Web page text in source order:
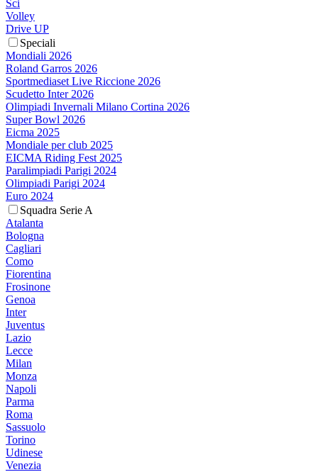
Sci
Volley
Drive UP
Speciali
Mondiali 2026
Roland Garros 2026
Sportmediaset Live Riccione 2026
Scudetto Inter 2026
Olimpiadi Invernali Milano Cortina 2026
Super Bowl 2026
Eicma 2025
Mondiale per club 2025
EICMA Riding Fest 2025
Paralimpiadi Parigi 2024
Olimpiadi Parigi 2024
Euro 2024
Squadra Serie A
Atalanta
Bologna
Cagliari
Como
Fiorentina
Frosinone
Genoa
Inter
Juventus
Lazio
Lecce
Milan
Monza
Napoli
Parma
Roma
Sassuolo
Torino
Udinese
Venezia